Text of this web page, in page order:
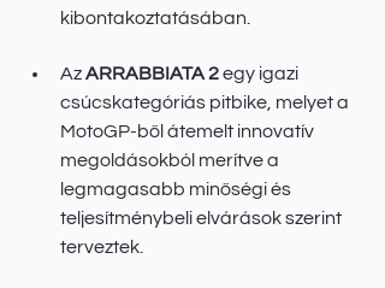
kibontakoztatásában.
Az ARRABBIATA 2 egy igazi
csúcskategóriás pitbike, melyet a
MotoGP-ből átemelt innovatív
megoldásokból merítve a
legmagasabb minőségi és
teljesítménybeli elvárások szerint
terveztek.